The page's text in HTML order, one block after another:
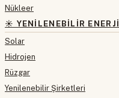
Nükleer
☀️ YENILENEBILIR ENERJI
Solar
Hidrojen
Rüzgar
Yenilenebilir Şirketleri